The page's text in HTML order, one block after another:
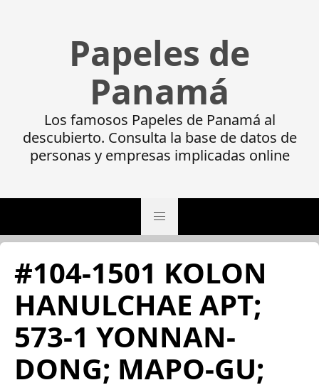
Papeles de
Panamá
Los famosos Papeles de Panamá al
descubierto. Consulta la base de datos de
personas y empresas implicadas online
#104-1501 KOLON
HANULCHAE APT;
573-1 YONNAN-
DONG; MAPO-GU;